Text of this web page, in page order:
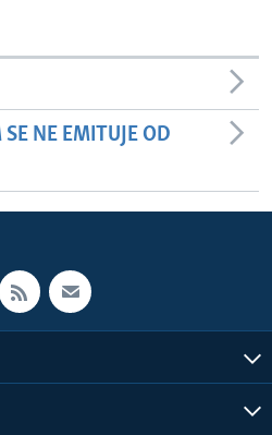
NE EMITUJE OD